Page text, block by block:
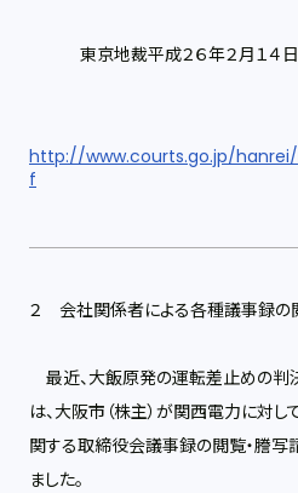
東京地裁平成２６年２月１４
http://www.courts.go.jp/hanrei/
f
２ 会社関係者による各種議事録の
最近、大飯原発の運転差止めの判
は、大阪市（株主）が関西電力に対
関する取締役会議事録の閲覧・謄写
ました。